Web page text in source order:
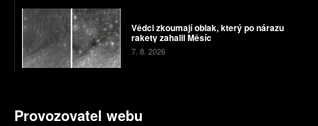
Vědci zkoumají oblak, který po nárazu
rakety zahalil Měsíc
7. 8. 2026
Provozovatel webu